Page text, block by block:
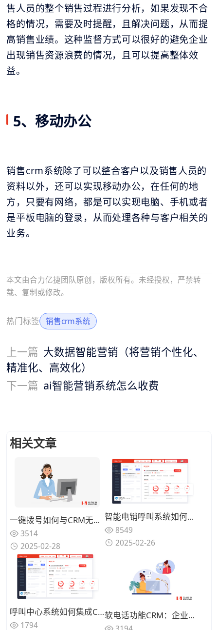
售人员的整个销售过程进行分析，如果发现不合
格的情况，需要及时提醒，且解决问题，从而提
高销售业绩。这种监督方式可以很好的避免企业
出现销售资源浪费的情况，且可以提高整体效
益。
5、移动办公
销售crm系统除了可以整合客户以及销售人员的
资料以外，还可以实现移动办公，在任何的地
方，只要有网络，都是可以实现电脑、手机或者
是平板电脑的登录，从而处理各种与客户相关的
业务。
本文由合力亿捷团队原创，版权所有。未经授权，严禁转
载、复制或修改。
热门标签 销售crm系统
上一篇 大数据智能营销（将营销个性化、
精准化、高效化）
下一篇 ai智能营销系统怎么收费
相关文章
一键拨号如何与CRM无缝对接？客户数据联动实战案例
3514
2025-02-28
智能电销呼叫系统如何集成CRM？3步打通客户管理全流程！
8549
2025-02-26
呼叫中心系统如何集成CRM？打通企业服务全流程的关键步骤
1794
软电话功能CRM：企业高效客户沟通与管理的创新解决方案